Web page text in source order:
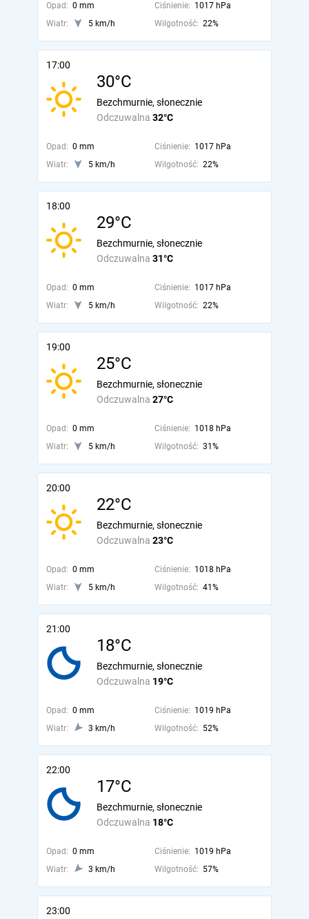
Opad: 0 mm Ciśnienie: 1017 hPa
Wiatr:
5 km/h Wilgotność: 22%
17:00
30°C
Odczuwalna 32°C
Bezchmurnie, słonecznie
Opad: 0 mm Ciśnienie: 1017 hPa
Wiatr:
5 km/h Wilgotność: 22%
18:00
29°C
Odczuwalna 31°C
Bezchmurnie, słonecznie
Opad: 0 mm Ciśnienie: 1017 hPa
Wiatr:
5 km/h Wilgotność: 22%
19:00
25°C
Odczuwalna 27°C
Bezchmurnie, słonecznie
Opad: 0 mm Ciśnienie: 1018 hPa
Wiatr:
5 km/h Wilgotność: 31%
20:00
22°C
Odczuwalna 23°C
Bezchmurnie, słonecznie
Opad: 0 mm Ciśnienie: 1018 hPa
Wiatr:
5 km/h Wilgotność: 41%
21:00
18°C
Odczuwalna 19°C
Bezchmurnie, słonecznie
Opad: 0 mm Ciśnienie: 1019 hPa
Wiatr:
3 km/h Wilgotność: 52%
22:00
17°C
Odczuwalna 18°C
Bezchmurnie, słonecznie
Opad: 0 mm Ciśnienie: 1019 hPa
Wiatr:
3 km/h Wilgotność: 57%
23:00